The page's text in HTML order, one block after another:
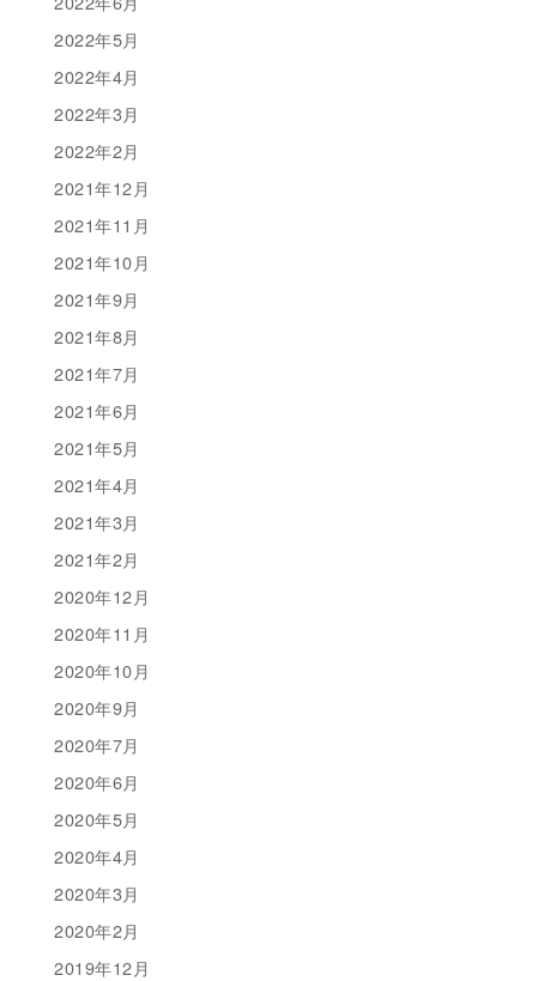
2022年5月
2022年4月
2022年3月
2022年2月
2021年12月
2021年11月
2021年10月
2021年9月
2021年8月
2021年7月
2021年6月
2021年5月
2021年4月
2021年3月
2021年2月
2020年12月
2020年11月
2020年10月
2020年9月
2020年7月
2020年6月
2020年5月
2020年4月
2020年3月
2020年2月
2019年12月